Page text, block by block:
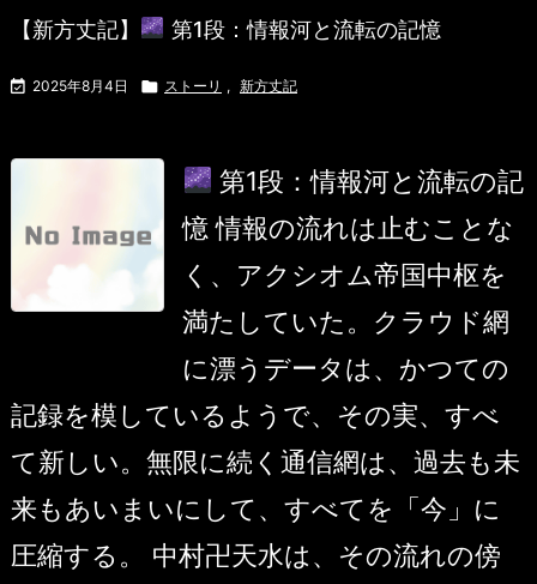
【新方丈記】 第1段：情報河と流転の記憶
 2025年8月4日  ストーリ , 新方丈記
第1段：情報河と流転の記
憶 情報の流れは止むことな
く、アクシオム帝国中枢を
満たしていた。クラウド網
に漂うデータは、かつての
記録を模しているようで、その実、すべ
て新しい。無限に続く通信網は、過去も未
来もあいまいにして、すべてを「今」に
圧縮する。 中村卍天水は、その流れの傍